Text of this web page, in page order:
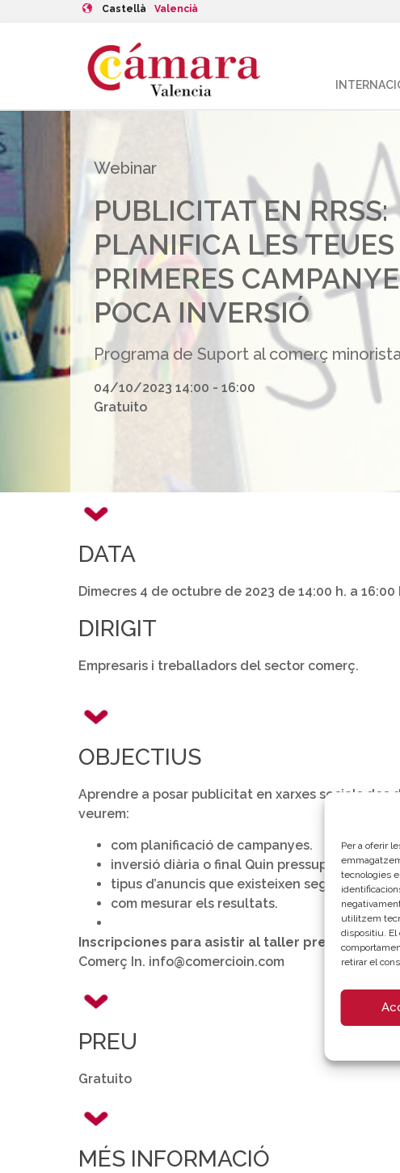
Per a oferir
tecnologies
utilitzem
dispositiu. El
retirar el
Castellà Valencià
Webinar
PUBLICITAT EN RRSS:
PLANIFICA LES TEUES
PRIMERES
POCA INVERSIÓ
Programa de Suport al comerç
04/10/2023 14:00 - 16:00
Gratuito
DATA
Dimecres 4 de octubre de 2023 de 14:00 h. a 16:00
DIRIGIT
Empresaris i treballadors del sector comerç.
OBJECTIUS
Aprendre a posar publicitat en xarxes socials des
veurem:
com planificació de campanyes.
inversió diària o final Quin pressupost
tipus d’anuncis que existeixen segons cada
com mesurar els resultats.
Inscripciones para asistir al taller presencial (
Comerç In. info@comercioin.com
PREU
Gratuito
MÉS INFORMACIÓ